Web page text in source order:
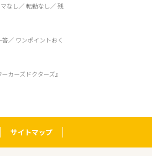
なし 転勤なし
残
答
ワンポイントおく
カーズドクターズ』
サイトマップ